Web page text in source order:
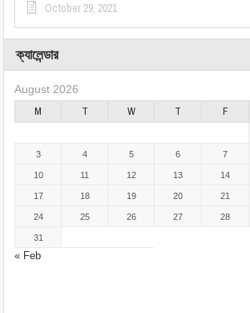
October 29, 2021
ক্যালেন্ডার
August 2026
M T W T F
« Feb
3 4 5 6 7
10 11 12 13 14
17 18 19 20 21
24 25 26 27 28
31